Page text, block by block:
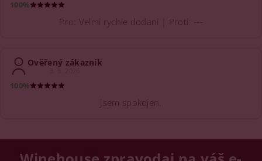
100%
Pro: Velmi rychle dodani | Proti: ---
Ověřený zákazník
100%
Jsem spokojen.